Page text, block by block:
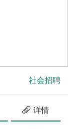
社会招聘
详情